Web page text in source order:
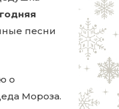
песни
о
Мороза.